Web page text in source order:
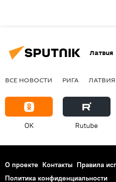
Латвия
ВСЕ НОВОСТИ РИГА ЛАТВИЯ
OK Rutube
О проекте Контакты Правила
Политика конфиденциальности